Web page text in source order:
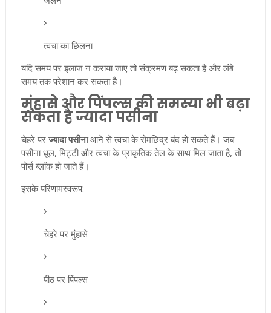
त्वचा का छिलना
यदि समय पर इलाज न कराया जाए तो संक्रमण बढ़ सकता है और लंबे
समय तक परेशान कर सकता है।
मुंहासे और पिंपल्स की समस्या भी बढ़ा
सकता है ज्यादा पसीना
चेहरे पर ज्यादा पसीनाआने से त्वचा के रोमछिद्र बंद हो सकते हैं। जब
पसीना धूल, मिट्टी और त्वचा के प्राकृतिक तेल के साथ मिल जाता है, तो
पोर्स ब्लॉक हो जाते हैं।
इसके परिणामस्वरूप:
चेहरे पर मुंहासे
पीठ पर पिंपल्स